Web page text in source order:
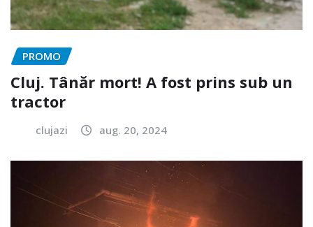
PROMO
Cluj. Tânăr mort! A fost prins sub un
tractor
clujazi aug. 20, 2024